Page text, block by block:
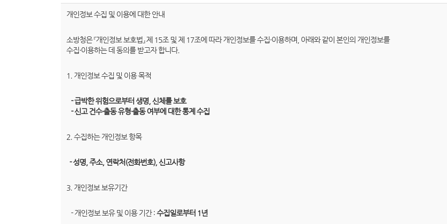
개인정보 수집 및 이용에 대한 안내
소방청은 『개인정보 보호법』 제 15조 및 제 17조에 따라 개인정보를 수집·이용하며, 아래와 같이 본인의 개인정보를
수집·이용하는 데 동의를 받고자 합니다.
1. 개인정보 수집 및 이용 목적
- 급박한 위험으로부터 생명, 신체를 보호
- 신고 건수·출동 유형·출동 여부에 대한 통계 수집
2. 수집하는 개인정보 항목
- 성명, 주소, 연락처(전화번호), 신고사항
3. 개인정보 보유기간
- 개인정보 보유 및 이용 기간 : 수집일로부터 1년